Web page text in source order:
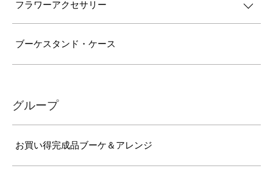
フラワーアクセサリー
ブーケスタンド・ケース
グループ
お買い得完成品ブーケ＆アレンジ